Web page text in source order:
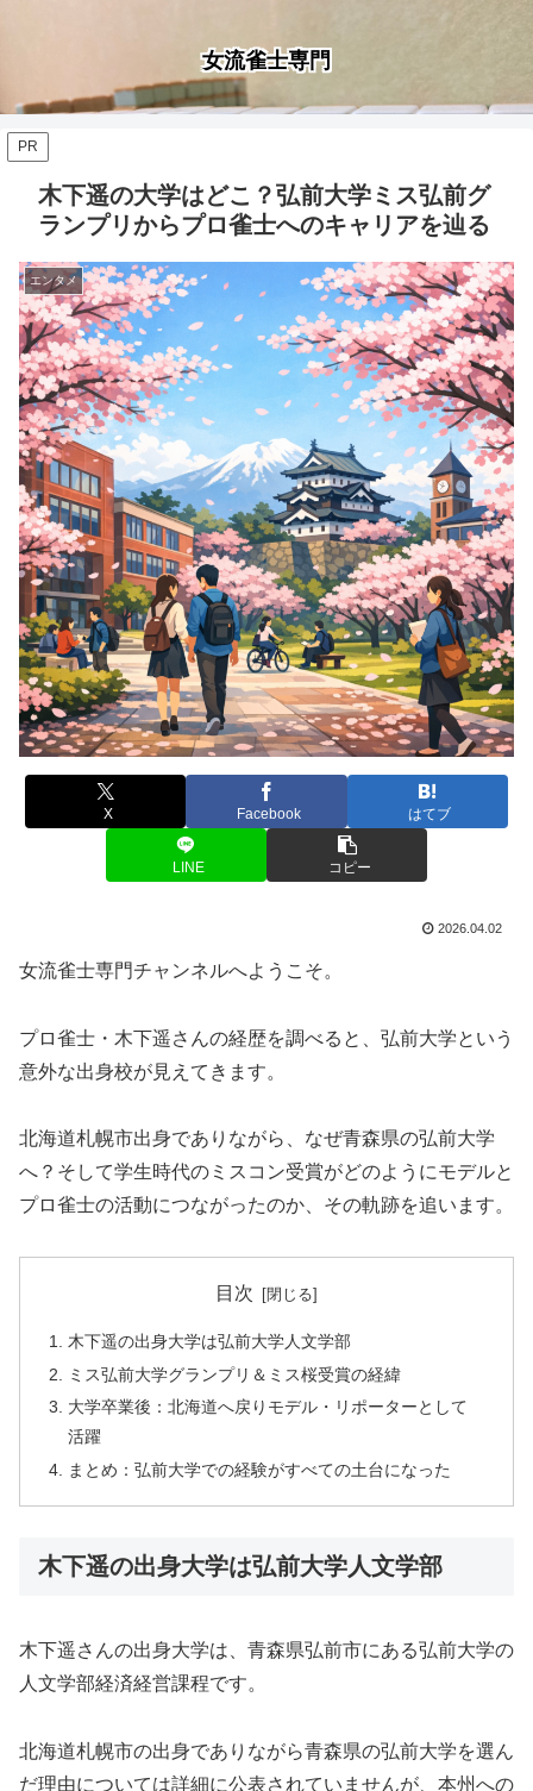
女流雀士専門
PR
木下遥の大学はどこ？弘前大学ミス弘前グ
ランプリからプロ雀士へのキャリアを辿る
エンタメ
X Facebook はてブ
LINE コピー
2026.04.02
女流雀士専門チャンネルへようこそ。
プロ雀士・木下遥さんの経歴を調べると、弘前大学という
意外な出身校が見えてきます。
北海道札幌市出身でありながら、なぜ青森県の弘前大学
へ？そして学生時代のミスコン受賞がどのようにモデルと
プロ雀士の活動につながったのか、その軌跡を追います。
目次
木下遥の出身大学は弘前大学人文学部
ミス弘前大学グランプリ＆ミス桜受賞の経緯
大学卒業後：北海道へ戻りモデル・リポーターとして
活躍
まとめ：弘前大学での経験がすべての土台になった
木下遥の出身大学は弘前大学人文学部
木下遥さんの出身大学は、青森県弘前市にある弘前大学の
人文学部経済経営課程です。
北海道札幌市の出身でありながら青森県の弘前大学を選ん
だ理由については詳細に公表されていませんが、本州への